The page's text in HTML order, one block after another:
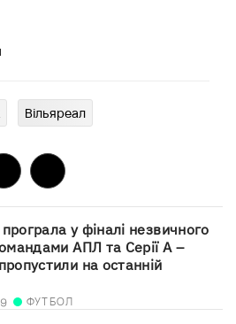
Вільяреал
у фіналі незвичного
АПЛ та Серії А –
на останній
ФУТБОЛ